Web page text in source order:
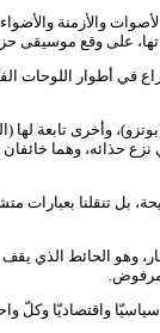
والأزمنة
على وقع موسيقى
في أطوار اللوحات
وأخرى تابعة لها
حذائه، وهما
بل تنقلنا
الحائط الذي
وكلّ واحد